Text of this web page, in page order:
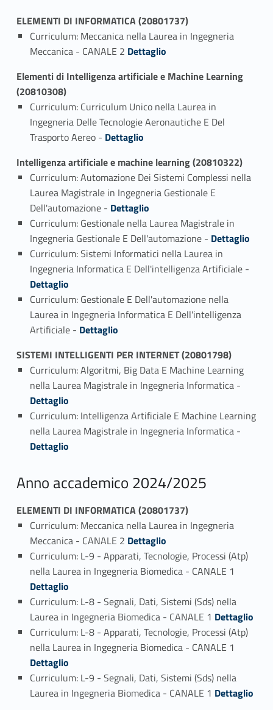
ELEMENTI DI INFORMATICA (20801737)
Curriculum: Meccanica nella Laurea in Ingegneria
Meccanica - CANALE 2 Link identifier #identifier_person_68681-1
Dettaglio
Elementi di Intelligenza artificiale e Machine Learning
(20810308)
Curriculum: Curriculum Unico nella Laurea in
Ingegneria Delle Tecnologie Aeronautiche E Del
Trasporto Aereo - Link identifier #identifier_person_176524-1
Dettaglio
Intelligenza artificiale e machine learning (20810322)
Curriculum: Automazione Dei Sistemi Complessi nella
Laurea Magistrale in Ingegneria Gestionale E
Dell'automazione - Link identifier #identifier_person_86891-1
Dettaglio
Curriculum: Gestionale nella Laurea Magistrale in
Ingegneria Gestionale E Dell'automazione - Link identifier #identifier_person_186283-2
Dettaglio
Curriculum: Sistemi Informatici nella Laurea in
Ingegneria Informatica E Dell'intelligenza Artificiale -
Dettaglio
Curriculum: Gestionale E Dell'automazione nella
Laurea in Ingegneria Informatica E Dell'intelligenza
Artificiale - Link identifier #identifier_person_76996-4
Dettaglio
SISTEMI INTELLIGENTI PER INTERNET (20801798)
Curriculum: Algoritmi, Big Data E Machine Learning
nella Laurea Magistrale in Ingegneria Informatica -Link identifier #identifier_person_137876-1
Dettaglio
Curriculum: Intelligenza Artificiale E Machine Learning
nella Laurea Magistrale in Ingegneria Informatica -
Dettaglio
Anno accademico 2024/2025
ELEMENTI DI INFORMATICA (20801737)
Curriculum: Meccanica nella Laurea in Ingegneria
Meccanica - CANALE 2 Link identifier #identifier_person_137711-1
Dettaglio
Curriculum: L-9 - Apparati, Tecnologie, Processi (Atp)
nella Laurea in Ingegneria Biomedica - CANALE 1
Dettaglio
Curriculum: L-8 - Segnali, Dati, Sistemi (Sds) nella
Laurea in Ingegneria Biomedica - CANALE 1 Link identifier #identifier_person_122614-3
Dettaglio
Curriculum: L-8 - Apparati, Tecnologie, Processi (Atp)
nella Laurea in Ingegneria Biomedica - CANALE 1
Dettaglio
Curriculum: L-9 - Segnali, Dati, Sistemi (Sds) nella
Laurea in Ingegneria Biomedica - CANALE 1 Link identifier #identifier_person_87537-5
Dettaglio